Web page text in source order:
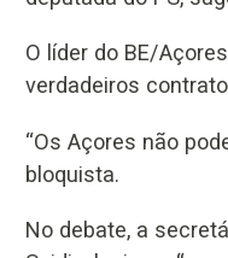
O líder do BE/
verdadeiros
“Os Açores não
bloquista.
No debate, a